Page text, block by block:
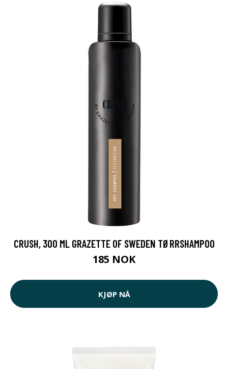
CRUSH, 300 ML GRAZETTE OF SWEDEN TØRRSHAMPOO
185 NOK
KJØP NÅ